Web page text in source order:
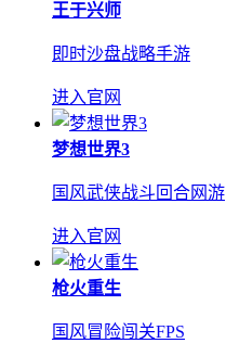
王于兴师
即时沙盘战略手游
进入官网
梦想世界3
国风武侠战斗回合网游
进入官网
枪火重生
国风冒险闯关FPS